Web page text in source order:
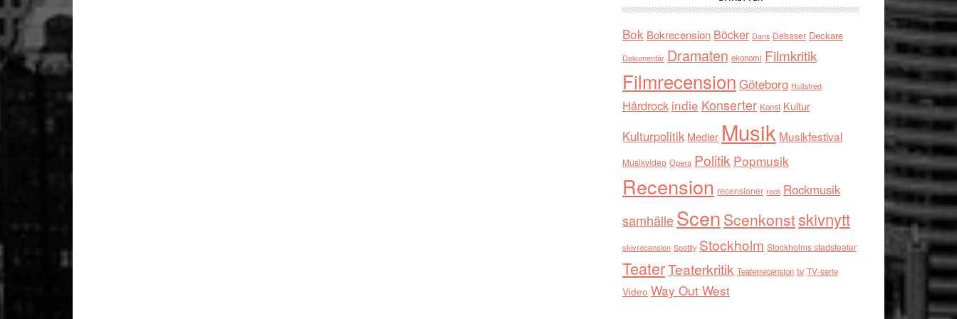
Bok Bokrecension Böcker Dans Debaser Deckare
Dokumentär Dramaten ekonomi Filmkritik
Filmrecension Göteborg Hultsfred
Hårdrock indie Konserter Konst Kultur
Kulturpolitik Medier Musik Musikfestival
Musikvideo Opera Politik Popmusik
Recension recensioner rock Rockmusik
samhälleScen Scenkonstskivnytt
skivrecension Spotify Stockholm Stockholms stadsteater
TeaterTeaterkritik Teaterrecension tv TV-serie
Video Way Out West